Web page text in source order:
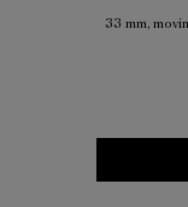
33 mm,